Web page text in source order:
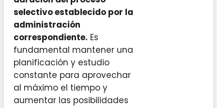
selectivo establecido por la
administración
correspondiente. Es
fundamental mantener una
planificación y estudio
constante para aprovechar
al máximo el tiempo y
aumentar las posibilidades